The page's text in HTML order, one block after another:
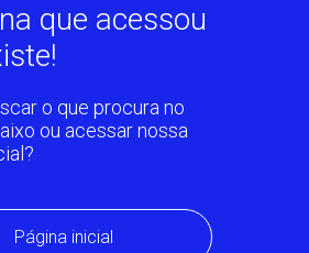
que acessou
o que procura no
ou acessar nossa
Página inicial